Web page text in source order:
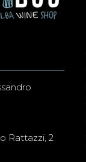
Rattazzi, 2